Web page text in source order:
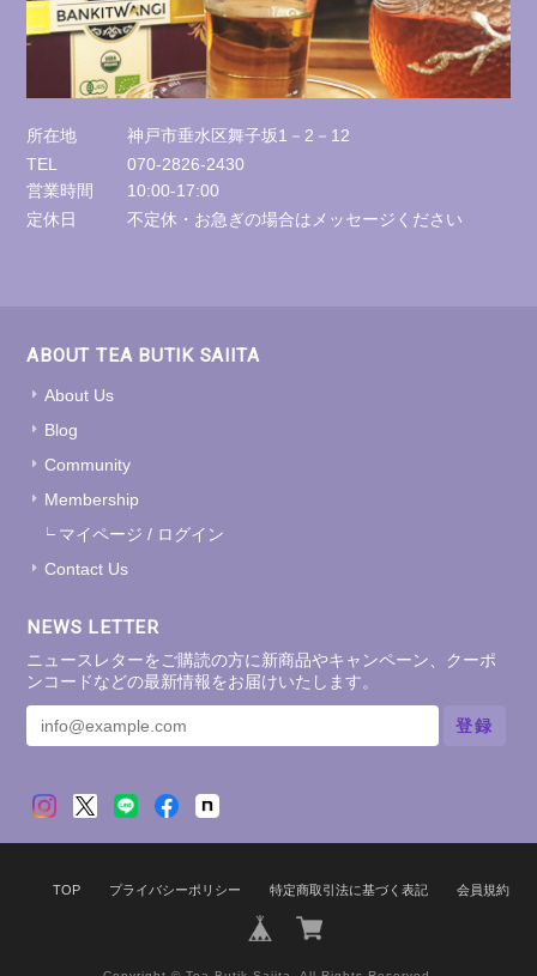
所在地
神戸市垂水区舞子坂1－2－12
TEL
070-2826-2430
営業時間
10:00-17:00
定休日
不定休・お急ぎの場合はメッセージください
ABOUT TEA BUTIK SAIITA
About Us
Blog
Community
Membership
マイページ / ログイン
Contact Us
NEWS LETTER
ニュースレターをご購読の方に新商品やキャンペーン、クーポ
ンコードなどの最新情報をお届けいたします。
登録
TOP プライバシーポリシー 特定商取引法に基づく表記 会員規約